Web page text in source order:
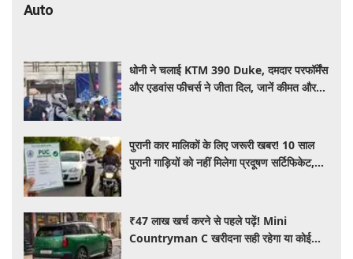
Auto
धोनी ने चलाई KTM 390 Duke, दमदार परफॉर्मेंस
और एडवांस फीचर्स ने जीता दिल, जानें कीमत और
पुरानी कार मालिकों के लिए जरूरी खबर! 10 साल
पुरानी गाड़ियों को नहीं मिलेगा प्रदूषण सर्टिफिकेट,
₹47 लाख खर्च करने से पहले पढ़ें! Mini
Countryman C खरीदना सही रहेगा या कोई